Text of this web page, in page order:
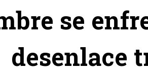
se
desenlace